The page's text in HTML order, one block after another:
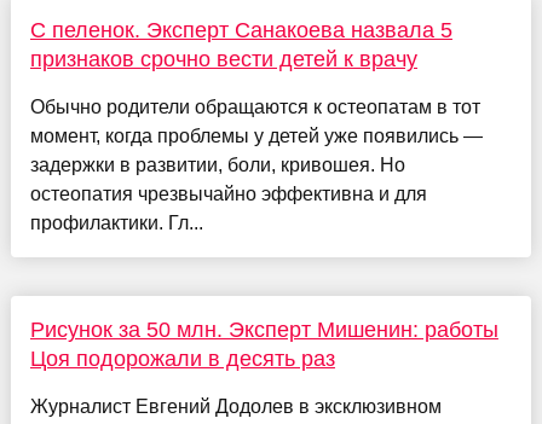
С пеленок. Эксперт Санакоева назвала 5
признаков срочно вести детей к врачу
Обычно родители обращаются к остеопатам в тот
момент, когда проблемы у детей уже появились —
задержки в развитии, боли, кривошея. Но
остеопатия чрезвычайно эффективна и для
профилактики. Гл...
Рисунок за 50 млн. Эксперт Мишенин: работы
Цоя подорожали в десять раз
Журналист Евгений Додолев в эксклюзивном